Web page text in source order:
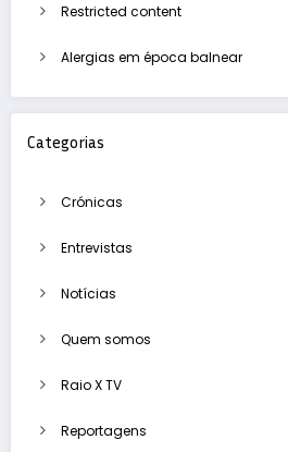
Restricted content
Alergias em época balnear
Categorias
Crónicas
Entrevistas
Notícias
Quem somos
Raio X TV
Reportagens